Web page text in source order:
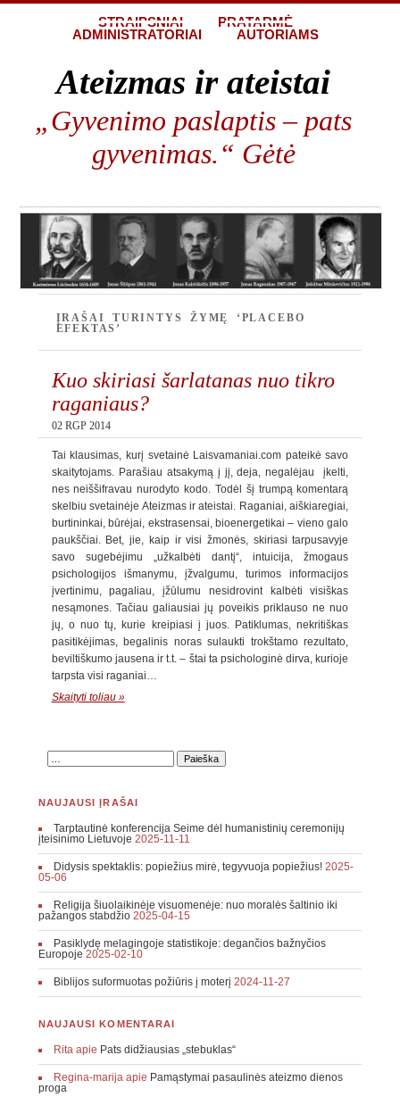
STRAIPSNIAI
PRATARMĖ
ADMINISTRATORIAI
AUTORIAMS
Ateizmas ir ateistai
„Gyvenimo paslaptis – pats
gyvenimas.“ Gėtė
ĮRAŠAI TURINTYS ŽYMĘ ‘PLACEBO
EFEKTAS’
Kuo skiriasi šarlatanas nuo tikro
raganiaus?
02 RGP 2014
Tai klausimas, kurį svetainė Laisvamaniai.com pateikė savo
skaitytojams. Parašiau atsakymą į jį, deja, negalėjau įkelti,
nes neiššifravau nurodyto kodo. Todėl šį trumpą komentarą
skelbiu svetainėje Ateizmas ir ateistai. Raganiai, aiškiaregiai,
burtininkai, būrėjai, ekstrasensai, bioenergetikai – vieno galo
paukščiai. Bet, jie, kaip ir visi žmonės, skiriasi tarpusavyje
savo sugebėjimu „užkalbėti dantį“, intuicija, žmogaus
psichologijos išmanymu, įžvalgumu, turimos informacijos
įvertinimu, pagaliau, įžūlumu nesidrovint kalbėti visiškas
nesąmones. Tačiau galiausiai jų poveikis priklauso ne nuo
jų, o nuo tų, kurie kreipiasi į juos. Patiklumas, nekritiškas
pasitikėjimas, begalinis noras sulaukti trokštamo rezultato,
beviltiškumo jausena ir t.t. – štai ta psichologinė dirva, kurioje
tarpsta visi raganiai…
Skaityti toliau »
NAUJAUSI ĮRAŠAI
Tarptautinė konferencija Seime dėl humanistinių ceremonijų
įteisinimo Lietuvoje 2025-11-11
Didysis spektaklis: popiežius mirė, tegyvuoja popiežius! 2025-
05-06
Religija šiuolaikinėje visuomenėje: nuo moralės šaltinio iki
pažangos stabdžio 2025-04-15
Pasiklydę melagingoje statistikoje: degančios bažnyčios
Europoje 2025-02-10
Biblijos suformuotas požiūris į moterį 2024-11-27
NAUJAUSI KOMENTARAI
Ritaapie Pats didžiausias „stebuklas“
Regina-marijaapie Pamąstymai pasaulinės ateizmo dienos
proga